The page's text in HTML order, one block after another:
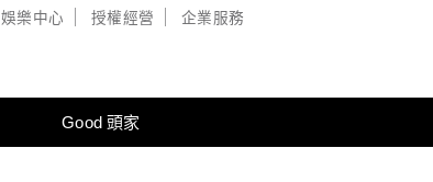
娛樂中心 授權經營 企業服務
Good 頭家